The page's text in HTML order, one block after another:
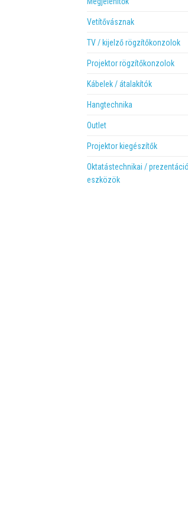
Vetítővásznak
TV / kijelző rögzítőkonzolok
Projektor rögzítőkonzolok
Kábelek / átalakítók
Hangtechnika
Outlet
Projektor kiegészítők
Oktatástechnikai /
eszközök